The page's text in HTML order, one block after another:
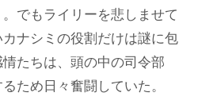
でもライリーを悲しませて
ナシミの役割だけは謎に包
たちは、頭の中の司令部
ため日々奮闘していた。